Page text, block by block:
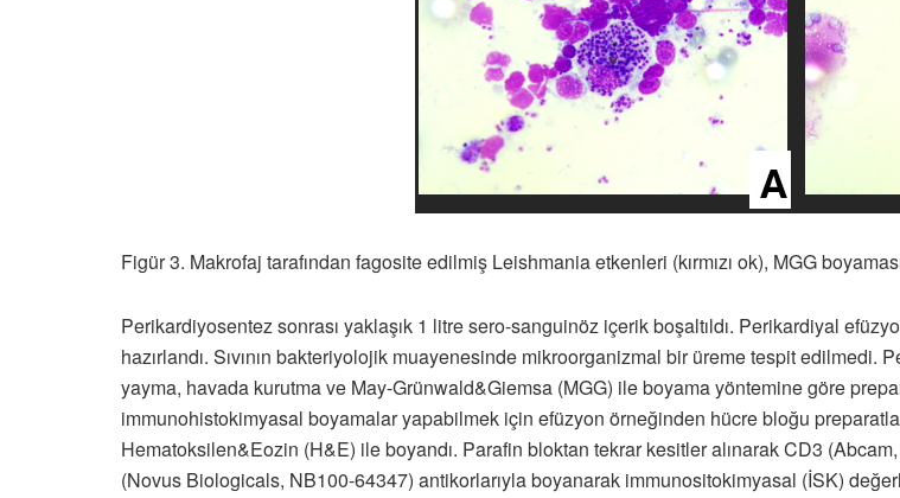
Figür 3. Makrofaj tarafından fagosite edilmiş Leishmania etkenleri (kırmızı ok), MGG
Perikardiyosentez sonrası yaklaşık 1 litre sero-sanguinöz içerik boşaltıldı. Perikardiyal
hazırlandı. Sıvının bakteriyolojik muayenesinde mikroorganizmal bir üreme tespit
yayma, havada kurutma ve May-Grünwald&Giemsa (MGG) ile boyama yöntemine göre
immunohistokimyasal boyamalar yapabilmek için efüzyon örneğinden hücre bloğu
Hematoksilen&Eozin (H&E) ile boyandı. Parafin bloktan tekrar kesitler alınarak CD3
(Novus Biologicals, NB100-64347) antikorlarıyla boyanarak immunositokimyasal (İSK)